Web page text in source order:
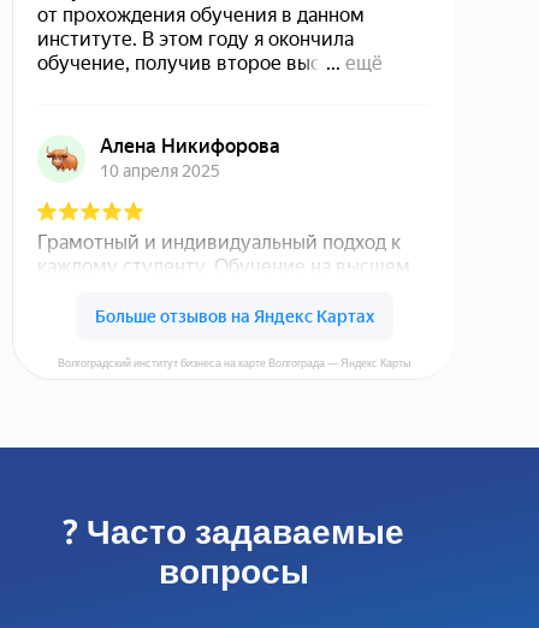
Волгоградский институт бизнеса на карте Волгограда — Яндекс Карты
? Часто задаваемые
вопросы